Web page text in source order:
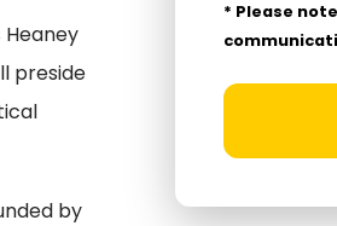
preside
by
* Please